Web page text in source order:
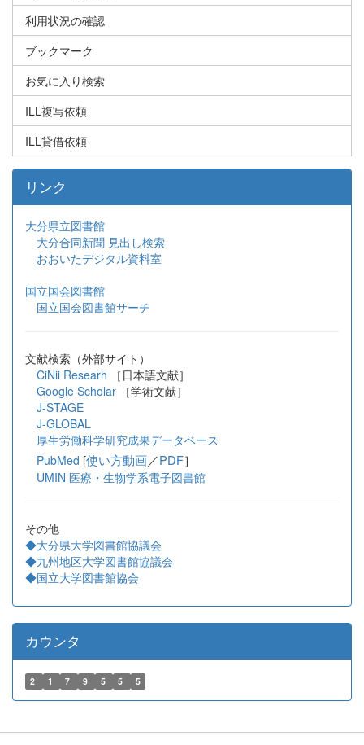
利用状況の確認
ブックマーク
お気に入り検索
ILL複写依頼
ILL貸借依頼
リンク
大分県立図書館
大分合同新聞 見出し検索
おおいたデジタル資料室
国立国会図書館
国立国会図書館サーチ
文献検索（外部サイト）
CiNii Researh ［日本語文献］
Google Scholar
［学術文献］
J-STAGE
J-GLOBAL
厚生労働科学研究成果データベース
PubMed [使い方動画／PDF］
UMIN 医療・生物学系電子図書館
その他
◆大分県大学図書館協議会
◆九州地区大学図書館協議会
◆国立大学図書館協会
カウンタ
2 1 7 9 5 5 5